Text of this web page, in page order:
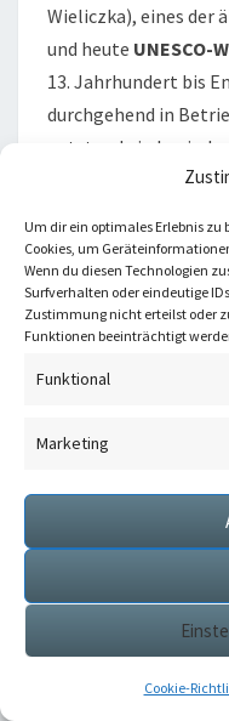
Um dir ein optimales Erlebnis
Cookies, um
Wenn du diesen Technologien
Surfverhalten oder eindeutige
Zustimmung nicht erteilst oder
Funktionen beeinträchtigt
Funktional
Marketing
Cookie-
Wieliczka), eines der
und heute UNESCO-
13. Jahrhundert bis
durchgehend in
entstand ein
Labyrinth aus
Kilometern.
Das Salzbergwerk
absolut sehenswert.
legt ca. 3 Kilometer
Pflicht! Dabei
Stollen,